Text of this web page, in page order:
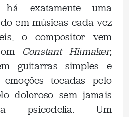
há exatamente uma
em músicas cada vez
o compositor vem
Constant Hitmaker,
guitarras simples e
tocadas pelo
doloroso sem jamais
psicodelia. Um